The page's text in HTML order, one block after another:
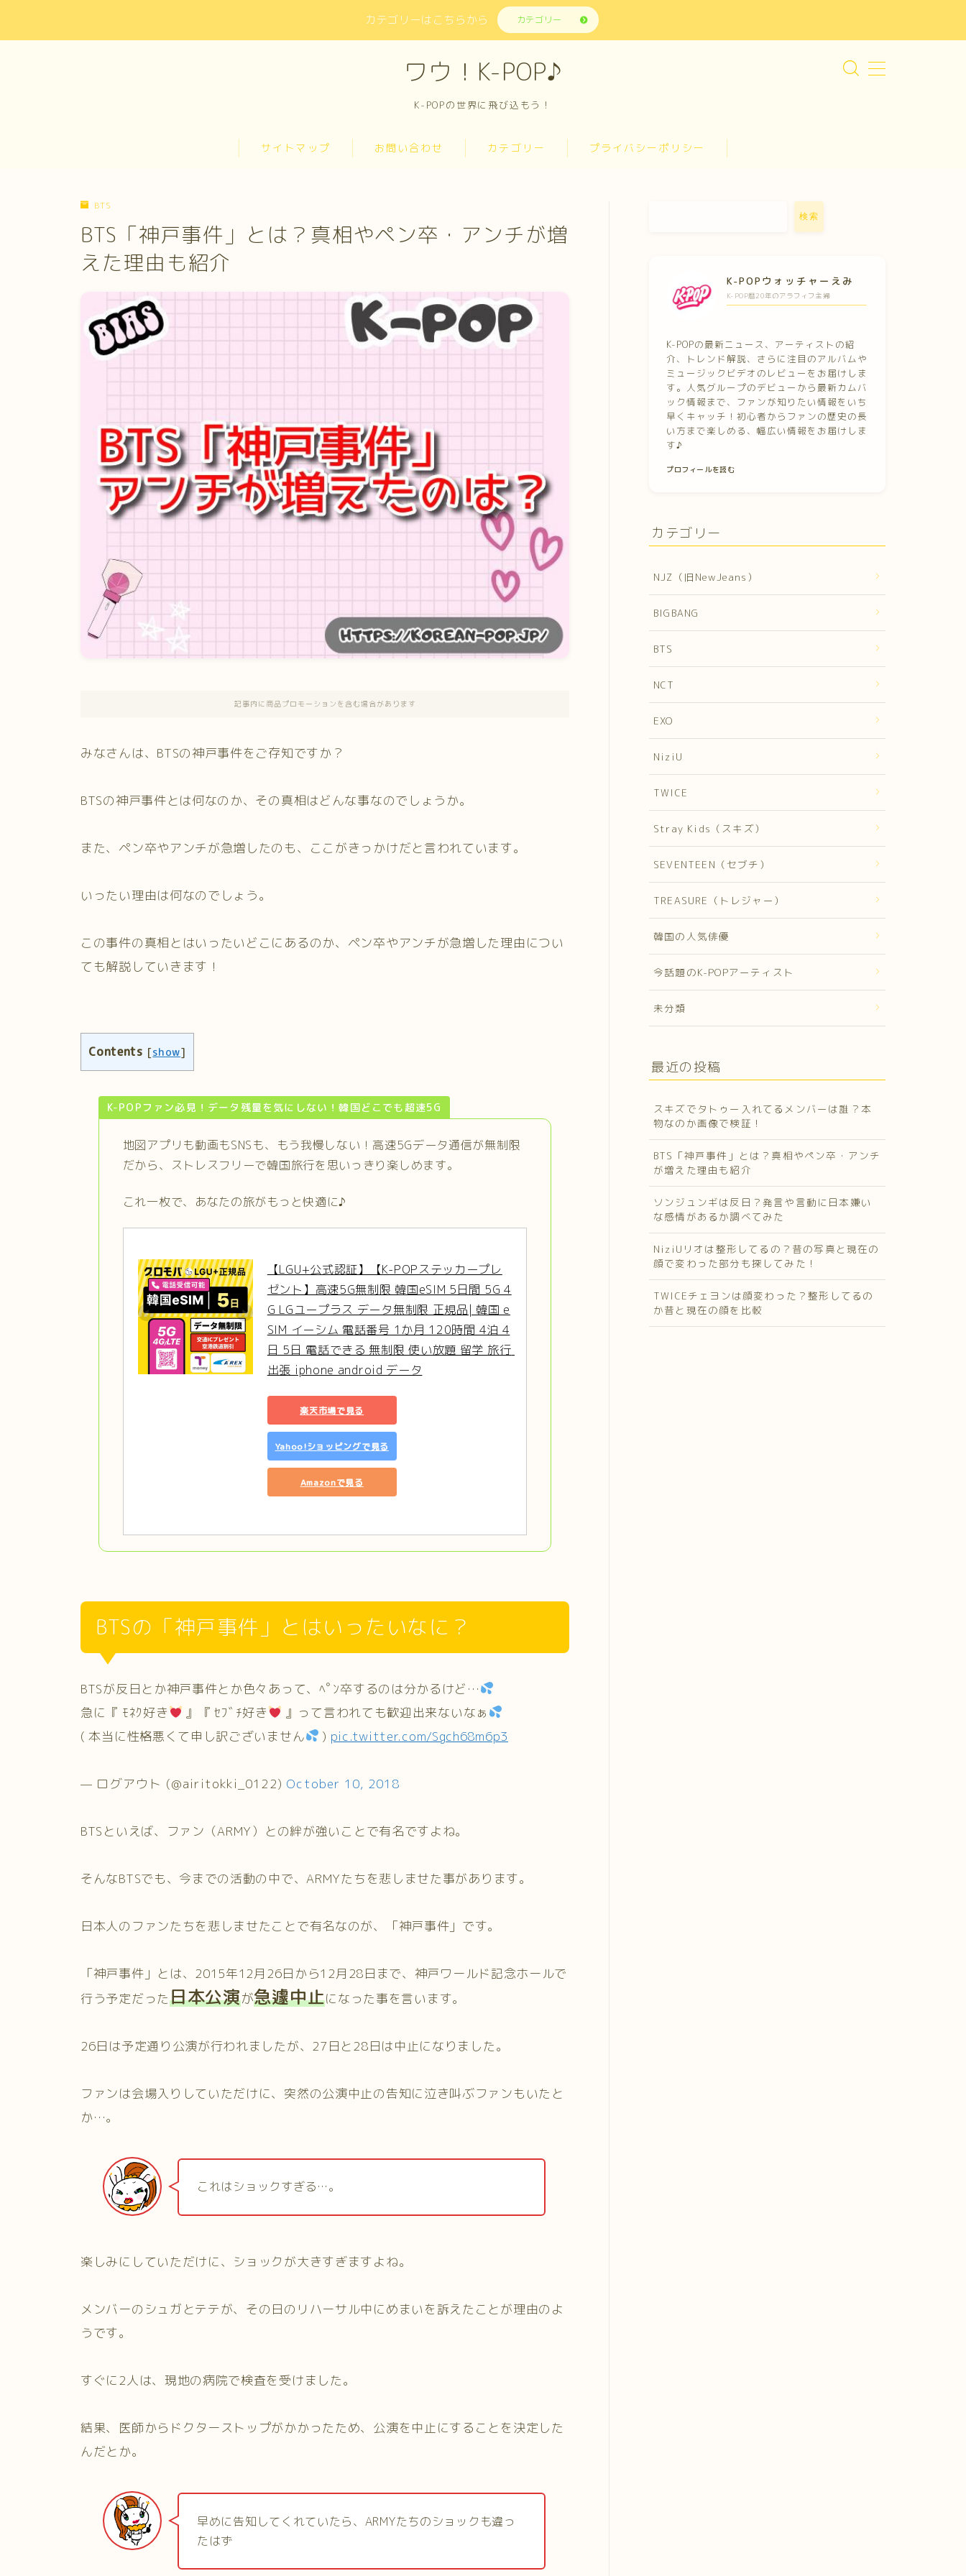
カテゴリーはこちらから カテゴリー
ワウ！K-POP♪
K-POPの世界に飛び込もう！
サイトマップ お問い合わせ カテゴリー プライバシーポリシー
メディアコンテンツポリシー
BTS
BTS「神戸事件」とは？真相やペン卒・アンチが増
えた理由も紹介
記事内に商品プロモーションを含む場合があります
みなさんは、BTSの神戸事件をご存知ですか？
BTSの神戸事件とは何なのか、その真相はどんな事なのでしょうか。
また、ペン卒やアンチが急増したのも、ここがきっかけだと言われています。
いったい理由は何なのでしょう。
この事件の真相とはいったいどこにあるのか、ペン卒やアンチが急増した理由につい
ても解説していきます！
Contents [show]
K-POPファン必見！データ残量を気にしない！韓国どこでも超速5G
地図アプリも動画もSNSも、もう我慢しない！高速5Gデータ通信が無制限
だから、ストレスフリーで韓国旅行を思いっきり楽しめます。
これ一枚で、あなたの旅がもっと快適に♪
【LGU+公式認証】【K-POPステッカープレ
ゼント】高速5G無制限 韓国eSIM 5日間 5G 4
G LGユープラス データ無制限 正規品| 韓国 e
SIM イーシム 電話番号 1か月 120時間 4泊 4
日 5日 電話できる 無制限 使い放題 留学 旅行
出張 iphone android データ
楽天市場で見る
Yahoo!ショッピングで見る
Amazonで見る
BTSの「神戸事件」とはいったいなに？
BTSが反日とか神戸事件とか色々あって、ﾍﾟﾝ卒するのは分かるけど…
急に『 ﾓﾈｸ好き
』『 ｾﾌﾞﾁ好き
』って言われても歓迎出来ないなぁ
( 本当に性格悪くて申し訳ございません
) pic.twitter.com/Sgch68m6p3
— ログアウト (@airitokki_0122) October 10, 2018
BTSといえば、ファン（ARMY）との絆が強いことで有名ですよね。
そんなBTSでも、今までの活動の中で、ARMYたちを悲しませた事があります。
日本人のファンたちを悲しませたことで有名なのが、「神戸事件」です。
「神戸事件」とは、2015年12月26日から12月28日まで、神戸ワールド記念ホールで
行う予定だった日本公演が急遽中止になった事を言います。
26日は予定通り公演が行われましたが、27日と28日は中止になりました。
ファンは会場入りしていただけに、突然の公演中止の告知に泣き叫ぶファンもいたと
か…。
これはショックすぎる…。
楽しみにしていただけに、ショックが大きすぎますよね。
メンバーのシュガとテテが、その日のリハーサル中にめまいを訴えたことが理由のよ
うです。
すぐに2人は、現地の病院で検査を受けました。
結果、医師からドクターストップがかかったため、公演を中止にすることを決定した
んだとか。
早めに告知してくれていたら、ARMYたちのショックも違っ
たはず
検索
K-POPウォッチャーえみ
K-POP暦20年のアラフィフ主婦
K-POPの最新ニュース、アーティストの紹
介、トレンド解説、さらに注目のアルバムや
ミュージックビデオのレビューをお届けしま
す。人気グループのデビューから最新カムバ
ック情報まで、ファンが知りたい情報をいち
早くキャッチ！初心者からファンの歴史の長
い方まで楽しめる、幅広い情報をお届けしま
す♪
プロフィールを読む
カテゴリー
NJZ（旧NewJeans）
BIGBANG
BTS
NCT
EXO
NiziU
TWICE
Stray Kids（スキズ）
SEVENTEEN（セブチ）
TREASURE（トレジャー）
韓国の人気俳優
今話題のK-POPアーティスト
未分類
最近の投稿
スキズでタトゥー入れてるメンバーは誰？本
物なのか画像で検証！
BTS「神戸事件」とは？真相やペン卒・アンチ
が増えた理由も紹介
ソンジュンギは反日？発言や言動に日本嫌い
な感情があるか調べてみた
NiziUリオは整形してるの？昔の写真と現在の
顔で変わった部分も探してみた！
TWICEチェヨンは顔変わった？整形してるの
か昔と現在の顔を比較